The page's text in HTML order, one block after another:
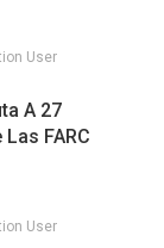
User
A 27
FARC
User